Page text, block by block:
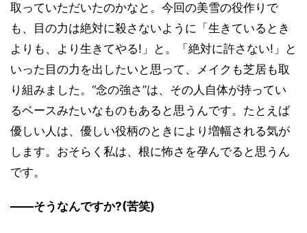
取っていただいたのかなと。今回の美雪の役作りで
も、目の力は絶対に殺さないように「生きているとき
よりも、より生きてやる!」と。「絶対に許さない!」と
いった目の力を出したいと思って、メイクも芝居も取
り組みました。“念の強さ”は、その人自体が持ってい
るベースみたいなものもあると思うんです。たとえば
優しい人は、優しい役柄のときにより増幅される気が
します。おそらく私は、根に怖さを孕んでると思うん
です。
――そうなんですか?(苦笑)